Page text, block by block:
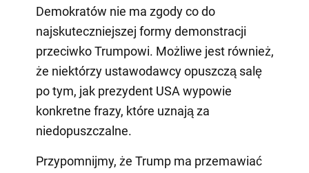
Demokratów nie ma zgody co do
najskuteczniejszej formy demonstracji
przeciwko Trumpowi. Możliwe jest również,
że niektórzy ustawodawcy opuszczą salę
po tym, jak prezydent USA wypowie
konkretne frazy, które uznają za
niedopuszczalne.
Przypomnijmy, że Trump ma przemawiać